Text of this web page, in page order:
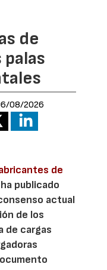
de
08/2026
de
ha publicado
actual
de los
de cargas